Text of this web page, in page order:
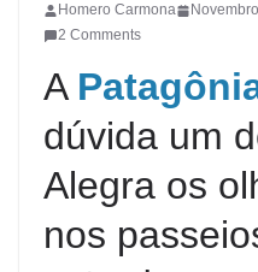
Homero Carmona
2 Comments
A
dúvida um
Alegra os
nos